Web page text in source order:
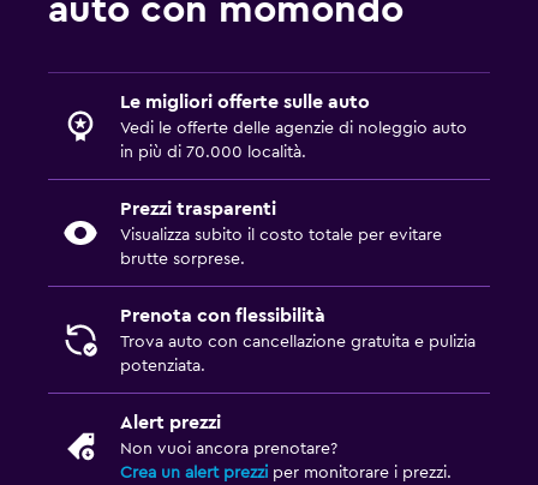
auto con momondo
Le migliori offerte sulle auto
Vedi le offerte delle agenzie di noleggio auto
in più di 70.000 località.
Prezzi trasparenti
Visualizza subito il costo totale per evitare
brutte sorprese.
Prenota con flessibilità
Trova auto con cancellazione gratuita e pulizia
potenziata.
Alert prezzi
Non vuoi ancora prenotare?
Crea un alert prezzi per monitorare i prezzi.